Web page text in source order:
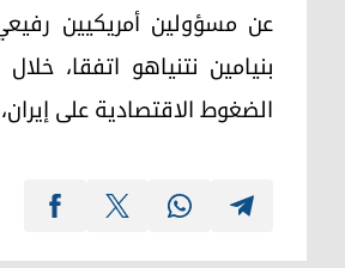
عن مسؤولين أمريكيين
بنيامين نتنياهو اتفقا،
الضغوط الاقتصادية على